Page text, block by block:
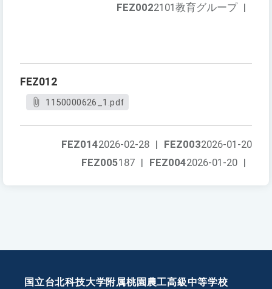
FEZ0022101教育グループ |
FEZ012
1150000626_1.pdf
FEZ0032026-01-20
FEZ0142026-02-28 |
FEZ0042026-01-20 |
FEZ005187 |
国立台北科技大学附属桃園農工高級中等学校